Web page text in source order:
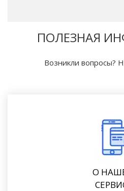
ПОЛЕЗНАЯ
Возникли вопросы?
О